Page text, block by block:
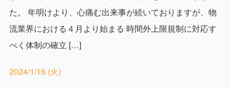
た。 年明けより、心痛む出来事が続いておりますが、物
流業界における４月より始まる 時間外上限規制に対応す
べく体制の確立 […]
2024/1/16 (火)